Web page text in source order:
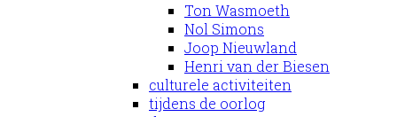
Ton Wasmoeth
Nol Simons
Joop Nieuwland
Henri van der Biesen
culturele activiteiten
tijdens de oorlog